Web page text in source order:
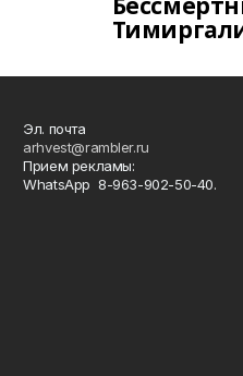
Эл. почта
arhvest@rambler.ru
Прием рекламы:
WhatsApp 8-963-902-50-40.